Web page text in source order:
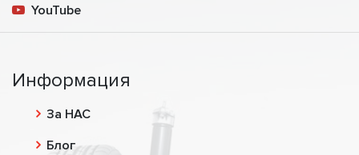
YouTube
Информация
За НАС
Блог